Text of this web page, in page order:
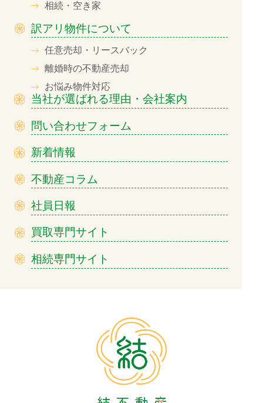
相続・空き家
訳アリ物件について
任意売却・リースバック
離婚時の不動産売却
お悩み物件対応
当社が選ばれる理由・会社案内
問い合わせフォーム
新着情報
不動産コラム
社員日報
買取専門サイト
相続専門サイト